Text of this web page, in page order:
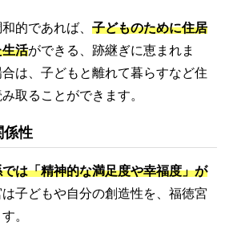
的であれば、 子どものために住居
生活ができる、跡継ぎに恵まれま
は、子どもと離れて暮らすなど住
取ることができます。
係性
は「精神的な満足度や幸福度」が
子どもや自分の創造性を、福徳宮
。